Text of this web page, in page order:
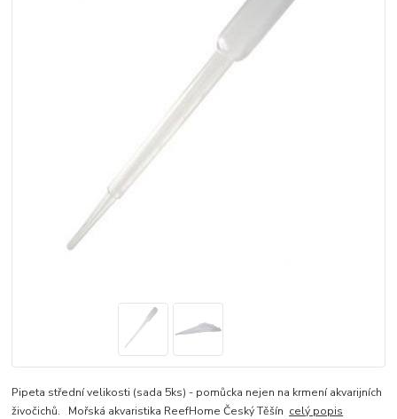
Pipeta střední velikosti (sada 5ks) - pomůcka nejen na krmení akvarijních
živočichů. Mořská akvaristika ReefHome Český Těšín celý popis